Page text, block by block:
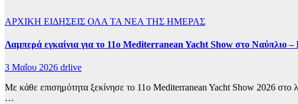
ΑΡΧΙΚΗ ΕΙΔΗΣΕΙΣ ΟΛΑ ΤΑ ΝΕΑ ΤΗΣ ΗΜΕΡΑΣ
Λαμπερά εγκαίνια για το 11ο Mediterranean Yacht Show στο Ναύπλιο
3 Μαΐου 2026 drlive
Με κάθε επισημότητα ξεκίνησε το 11ο Mediterranean Yacht Show 2026 στο
…